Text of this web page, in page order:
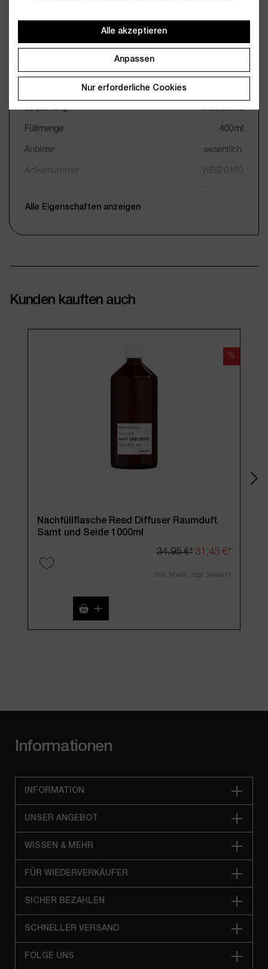
Wichtige Merkmale
Verpackung Glasflasche
Füllmenge 400ml
Anbieter wesentlich.
Artikelnummer WES20169
Alle Eigenschaften anzeigen
Kunden kauften auch
%
Nachfüllflasche Reed Diffuser Raumduft
Samt und Seide 1000ml
34,95 €* 31,45 €*
Inkl. MwSt., zzgl. Versand
Produkt Anzahl: Gib den gewünschten
Informationen
INFORMATION
UNSER ANGEBOT
WISSEN & MEHR
FÜR WIEDERVERKÄUFER
SICHER BEZAHLEN
SCHNELLER VERSAND
FOLGE UNS
Alle akzeptieren
Anpassen
Nur erforderliche Cookies